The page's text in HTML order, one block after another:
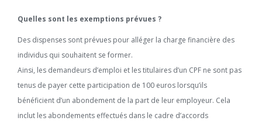
Quelles sont les exemptions prévues ?
Des dispenses sont prévues pour alléger la charge financière des
individus qui souhaitent se former.
Ainsi, les demandeurs d’emploi et les titulaires d’un CPF ne sont pas
tenus de payer cette participation de 100 euros lorsqu’ils
bénéficient d’un abondement de la part de leur employeur. Cela
inclut les abondements effectués dans le cadre d’accords